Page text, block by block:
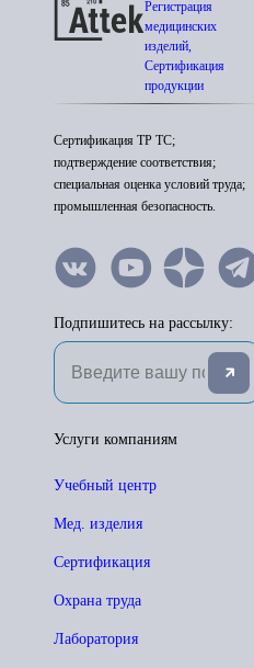
Регистрация
медицинских
изделий,
Сертификация
продукции
Сертификация ТР ТС;
подтверждение соответствия;
специальная оценка условий труда;
промышленная безопасность.
Подпишитесь на рассылку:
Услуги компаниям
Учебный центр
Мед. изделия
Сертификация
Охрана труда
Лаборатория